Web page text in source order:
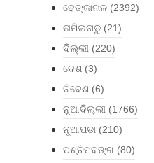
ଢେଙ୍କାନାଳ (2392)
ତାମିଲନାଡୁ (21)
ଦିଲ୍ଲୀ (220)
ଦେଶ (3)
ନିବେଶ (6)
ନୂଆଦିଲ୍ଲୀ (1766)
ନୂଆପଡା (210)
ପଶ୍ଚିମବଙ୍ଗ (80)